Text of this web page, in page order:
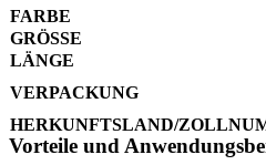
FARBE
GRÖSSE
LÄNGE
VERPACKUNG
HERKUNFTSLAND/
Vorteile und